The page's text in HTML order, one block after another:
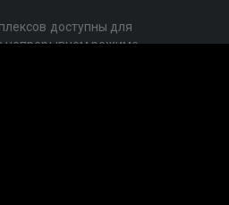
доступны для
непрерывном режиме,